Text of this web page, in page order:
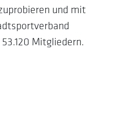
und mit
Mitgliedern.